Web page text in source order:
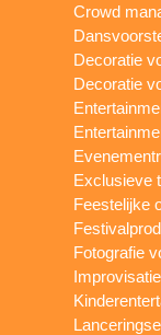
Crowd
Decoratie
Decoratie
Exclusieve
Feestelijke
Fotografie